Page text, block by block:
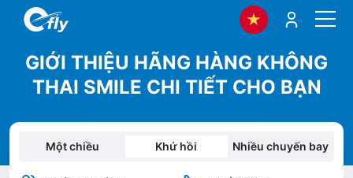
GIỚI THIỆU HÃNG HÀNG KHÔNG
THAI SMILE CHI TIẾT CHO BẠN
Một chiều Khứ hồi Nhiều chuyến bay